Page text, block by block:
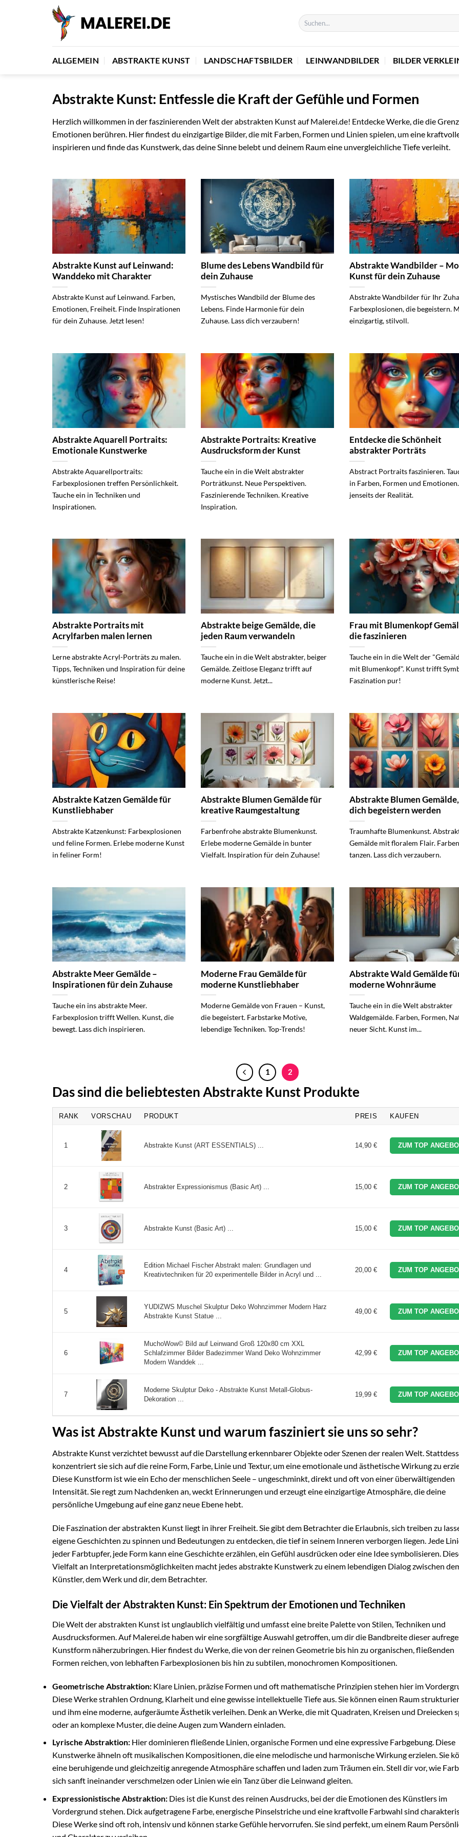
ALLGEMEIN ABSTRAKTE KUNST LANDSCHAFTSBILDER LEINWANDBILDER BILDER
Abstrakte Kunst: Entfessle die Kraft der Gefühle und Formen
Herzlich willkommen in der faszinierenden Welt der abstrakten Kunst auf Malerei.de! Entdecke Werke, die die
Emotionen berühren. Hier findest du einzigartige Bilder, die mit Farben, Formen und Linien spielen, um eine
inspirieren und finde das Kunstwerk, das deine Sinne belebt und deinem Raum eine unvergleichliche Tiefe verleiht.
Abstrakte Kunst auf Leinwand:
Wanddeko mit Charakter
Abstrakte Kunst auf Leinwand. Farben,
Emotionen, Freiheit. Finde Inspirationen
für dein Zuhause. Jetzt lesen!
Blume des Lebens Wandbild für
dein Zuhause
Mystisches Wandbild der Blume des
Lebens. Finde Harmonie für dein
Zuhause. Lass dich verzaubern!
Abstrakte Wandbilder –
Kunst für dein Zuhause
Abstrakte Wandbilder für Ihr
Farbexplosionen, die begeistern.
einzigartig, stilvoll.
Abstrakte Aquarell Portraits:
Emotionale Kunstwerke
Abstrakte Aquarellportraits:
Farbexplosionen treffen Persönlichkeit.
Tauche ein in Techniken und
Inspirationen.
Abstrakte Portraits: Kreative
Ausdrucksform der Kunst
Tauche ein in die Welt abstrakter
Porträtkunst. Neue Perspektiven.
Faszinierende Techniken. Kreative
Inspiration.
Entdecke die Schönheit
abstrakter Porträts
Abstract Portraits faszinieren.
in Farben, Formen und
jenseits der Realität.
Abstrakte Portraits mit
Acrylfarben malen lernen
Lerne abstrakte Acryl-Porträts zu malen.
Tipps, Techniken und Inspiration für deine
künstlerische Reise!
Abstrakte beige Gemälde, die
jeden Raum verwandeln
Tauche ein in die Welt abstrakter, beiger
Gemälde. Zeitlose Eleganz trifft auf
moderne Kunst. Jetzt...
Frau mit Blumenkopf
die faszinieren
Tauche ein in die Welt der
mit Blumenkopf". Kunst trifft
Faszination pur!
Abstrakte Katzen Gemälde für
Kunstliebhaber
Abstrakte Katzenkunst: Farbexplosionen
und feline Formen. Erlebe moderne Kunst
in feliner Form!
Abstrakte Blumen Gemälde für
kreative Raumgestaltung
Farbenfrohe abstrakte Blumenkunst.
Erlebe moderne Gemälde in bunter
Vielfalt. Inspiration für dein Zuhause!
Abstrakte Blumen
dich begeistern werden
Traumhafte Blumenkunst.
Gemälde mit floralem Flair. Farben
tanzen. Lass dich verzaubern.
Abstrakte Meer Gemälde –
Inspirationen für dein Zuhause
Tauche ein ins abstrakte Meer.
Farbexplosion trifft Wellen. Kunst, die
bewegt. Lass dich inspirieren.
Moderne Frau Gemälde für
moderne Kunstliebhaber
Moderne Gemälde von Frauen – Kunst,
die begeistert. Farbstarke Motive,
lebendige Techniken. Top-Trends!
Abstrakte Wald Gemälde
moderne Wohnräume
Tauche ein in die Welt abstrakter
Waldgemälde. Farben, Formen,
neuer Sicht. Kunst im...
1 2
Das sind die beliebtesten Abstrakte Kunst Produkte
RANK VORSCHAU PRODUKT PREIS KAUFEN
1 Abstrakte Kunst (ART ESSENTIALS) ... 14,90 € ZUM TOP
2 Abstrakter Expressionismus (Basic Art) ... 15,00 € ZUM TOP
3 Abstrakte Kunst (Basic Art) ... 15,00 € ZUM TOP
4
Edition Michael Fischer Abstrakt malen: Grundlagen und
Kreativtechniken für 20 experimentelle Bilder in Acryl und ...
20,00 € ZUM TOP
5
YUDIZWS Muschel Skulptur Deko Wohnzimmer Modern Harz
Abstrakte Kunst Statue ...
49,00 € ZUM TOP
6
MuchoWow© Bild auf Leinwand Groß 120x80 cm XXL
Schlafzimmer Bilder Badezimmer Wand Deko Wohnzimmer
Modern Wanddek ...
42,99 € ZUM TOP
7
Moderne Skulptur Deko - Abstrakte Kunst Metall-Globus-
Dekoration ...
19,99 € ZUM TOP
Was ist Abstrakte Kunst und warum fasziniert sie uns so sehr?
Abstrakte Kunst verzichtet bewusst auf die Darstellung erkennbarer Objekte oder Szenen der realen Welt.
konzentriert sie sich auf die reine Form, Farbe, Linie und Textur, um eine emotionale und ästhetische Wirkung zu
Diese Kunstform ist wie ein Echo der menschlichen Seele – ungeschminkt, direkt und oft von einer überwältigenden
Intensität. Sie regt zum Nachdenken an, weckt Erinnerungen und erzeugt eine einzigartige Atmosphäre, die deine
persönliche Umgebung auf eine ganz neue Ebene hebt.
Die Faszination der abstrakten Kunst liegt in ihrer Freiheit. Sie gibt dem Betrachter die Erlaubnis, sich treiben zu
eigene Geschichten zu spinnen und Bedeutungen zu entdecken, die tief in seinem Inneren verborgen liegen. Jede
jeder Farbtupfer, jede Form kann eine Geschichte erzählen, ein Gefühl ausdrücken oder eine Idee symbolisieren.
Vielfalt an Interpretationsmöglichkeiten macht jedes abstrakte Kunstwerk zu einem lebendigen Dialog zwischen
Künstler, dem Werk und dir, dem Betrachter.
Die Vielfalt der Abstrakten Kunst: Ein Spektrum der Emotionen und Techniken
Die Welt der abstrakten Kunst ist unglaublich vielfältig und umfasst eine breite Palette von Stilen, Techniken und
Ausdrucksformen. Auf Malerei.de haben wir eine sorgfältige Auswahl getroffen, um dir die Bandbreite dieser
Kunstform näherzubringen. Hier findest du Werke, die von der reinen Geometrie bis hin zu organischen, fließenden
Formen reichen, von lebhaften Farbexplosionen bis hin zu subtilen, monochromen Kompositionen.
Geometrische Abstraktion: Klare Linien, präzise Formen und oft mathematische Prinzipien stehen hier im
Diese Werke strahlen Ordnung, Klarheit und eine gewisse intellektuelle Tiefe aus. Sie können einen Raum
und ihm eine moderne, aufgeräumte Ästhetik verleihen. Denk an Werke, die mit Quadraten, Kreisen und Dreiecken
oder an komplexe Muster, die deine Augen zum Wandern einladen.
Lyrische Abstraktion: Hier dominieren fließende Linien, organische Formen und eine expressive Farbgebung. Diese
Kunstwerke ähneln oft musikalischen Kompositionen, die eine melodische und harmonische Wirkung erzielen. Sie
eine beruhigende und gleichzeitig anregende Atmosphäre schaffen und laden zum Träumen ein. Stell dir vor, wie
sich sanft ineinander verschmelzen oder Linien wie ein Tanz über die Leinwand gleiten.
Expressionistische Abstraktion: Dies ist die Kunst des reinen Ausdrucks, bei der die Emotionen des Künstlers im
Vordergrund stehen. Dick aufgetragene Farbe, energische Pinselstriche und eine kraftvolle Farbwahl sind
Diese Werke sind oft roh, intensiv und können starke Gefühle hervorrufen. Sie sind perfekt, um einem Raum